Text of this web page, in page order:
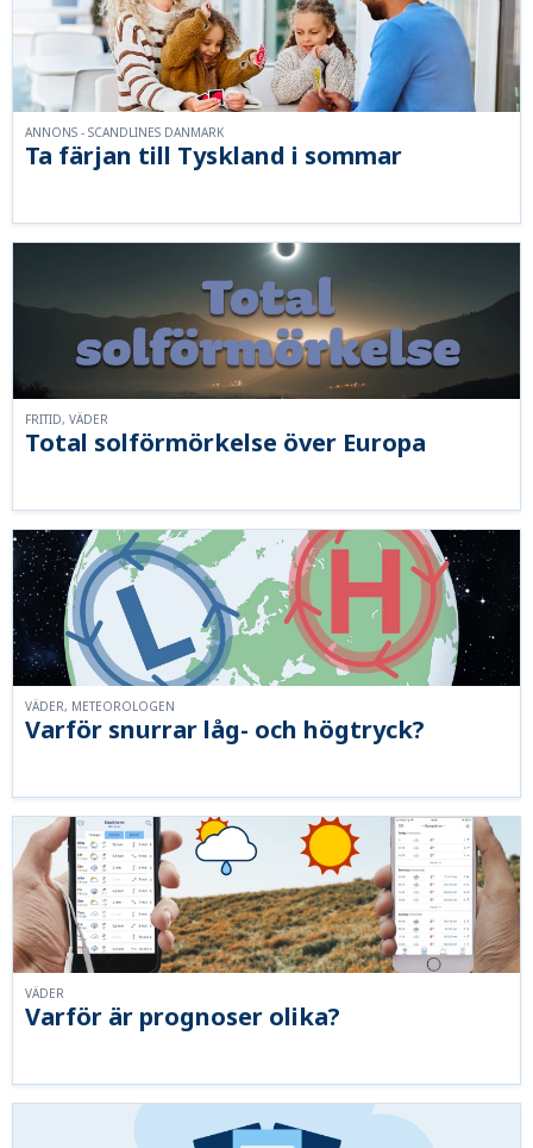
Ta färjan till Tyskland i sommar
ANNONS - SCANDLINES DANMARK
Total solförmörkelse över Europa
FRITID, VÄDER
Varför snurrar låg- och högtryck?
VÄDER, METEOROLOGEN
Varför är prognoser olika?
VÄDER